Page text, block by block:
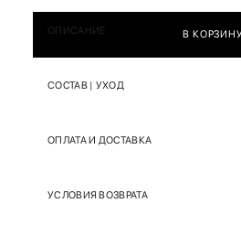
В
ОПИСАНИЕ
СОСТАВ | УХОД
ОПЛАТА И ДОСТАВКА
УСЛОВИЯ ВОЗВРАТА